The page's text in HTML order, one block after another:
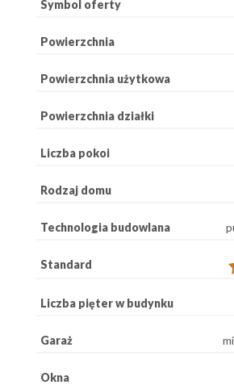
Symbol oferty
Powierzchnia
Powierzchnia użytkowa
Powierzchnia działki
Liczba pokoi
Rodzaj domu
Technologia budowlana
Standard
Liczba pięter w budynku
Garaż
Okna